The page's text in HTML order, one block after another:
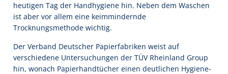
heutigen Tag der Handhygiene hin. Neben dem Waschen
ist aber vor allem eine keimmindernde
Trocknungsmethode wichtig.
Der Verband Deutscher Papierfabriken weist auf
verschiedene Untersuchungen der TÜV Rheinland Group
hin, wonach Papierhandtücher einen deutlichen Hygiene-